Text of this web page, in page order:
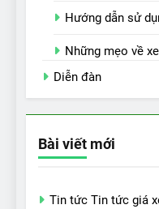
Hướng dẫn sử
Những mẹo về xe
Diễn đàn
Bài viết mới
Tin tức Tin tức giá